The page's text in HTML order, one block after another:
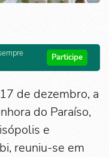
Participe
de dezembro, a
do Paraíso,
e
reuniu-se em